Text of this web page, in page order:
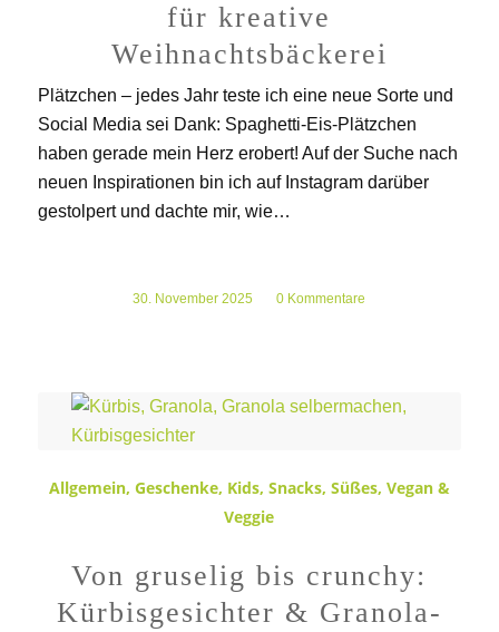
für kreative
Weihnachtsbäckerei
Plätzchen – jedes Jahr teste ich eine neue Sorte und
Social Media sei Dank: Spaghetti-Eis-Plätzchen
haben gerade mein Herz erobert! Auf der Suche nach
neuen Inspirationen bin ich auf Instagram darüber
gestolpert und dachte mir, wie…
30. November 2025
/ 0 Kommentare
Allgemein, Geschenke, Kids, Snacks, Süßes, Vegan &
Veggie
Von gruselig bis crunchy:
Kürbisgesichter & Granola-